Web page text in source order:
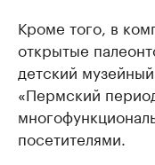
Кроме того, в
открытые
детский
«Пермский
посетителями.